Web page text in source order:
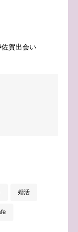
賀出会い
婚活